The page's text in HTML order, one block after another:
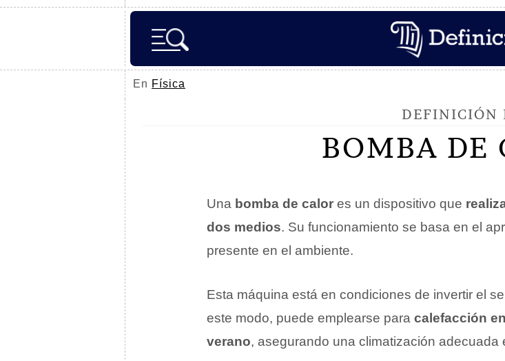
En Física
DEFINICIÓN
BOMBA DE
Una bomba de calor es un dispositivo que
dos medios. Su funcionamiento se basa en el
presente en el ambiente.
Esta máquina está en condiciones de invertir el
este modo, puede emplearse para calefacción
verano, asegurando una climatización adecuada